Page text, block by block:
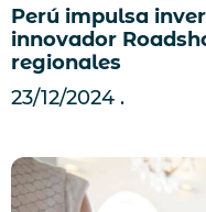
Perú impulsa
innovador
regionales
23/12/2024